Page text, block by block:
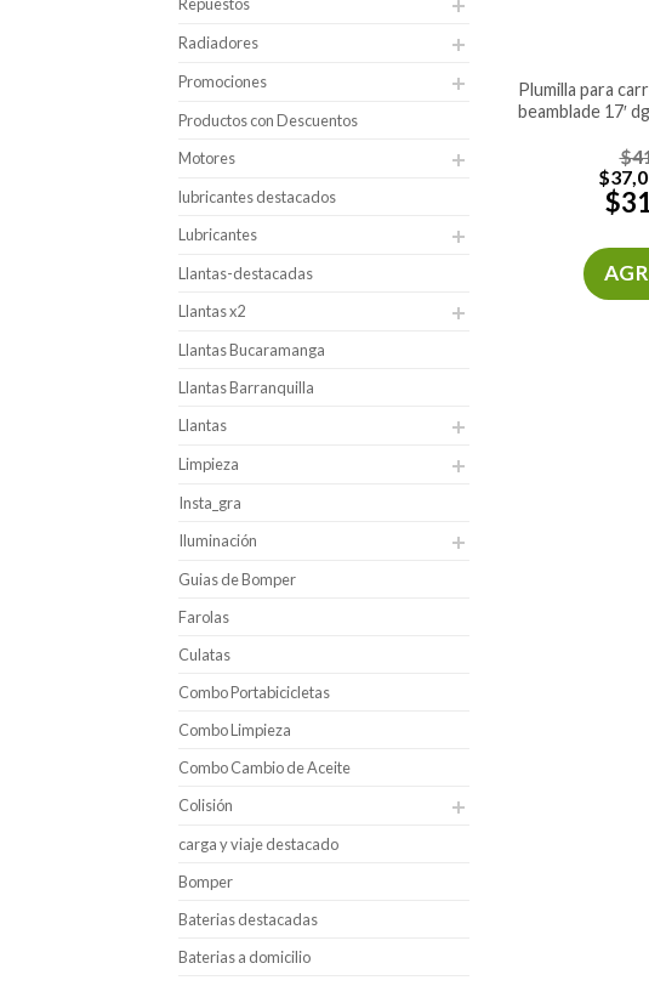
Radiadores
Promociones
Productos con Descuentos
Motores
lubricantes destacados
Lubricantes
Llantas-destacadas
Llantas x2
Llantas Bucaramanga
Llantas Barranquilla
Llantas
Limpieza
Insta_gra
Iluminación
Guias de Bomper
Farolas
Culatas
Combo Portabicicletas
Combo Limpieza
Combo Cambio de Aceite
Colisión
carga y viaje destacado
Bomper
Baterias destacadas
Baterias a domicilio
plumilla para carro x 1 un
beamblade 17′
$
$
$